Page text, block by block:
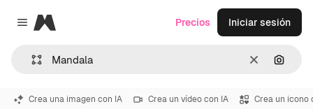
Close menu
Magnific
Borrar
Precios Iniciar sesión
Crea una imagen con IA Crea un vídeo con IA Crea un icono